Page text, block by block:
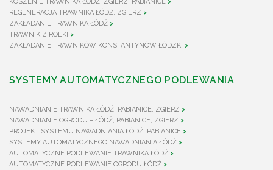
REGENERACJA TRAWNIKA ŁÓDŹ, ZGIERZ
ZAKŁADANIE TRAWNIKA ŁÓDŹ
TRAWNIK Z ROLKI
ZAKŁADANIE TRAWNIKÓW KONSTANTYNÓW ŁÓDZKI
SYSTEMY AUTOMATYCZNEGO PODLEWANIA
NAWADNIANIE TRAWNIKA ŁÓDŹ, PABIANICE, ZGIERZ
NAWADNIANIE OGRODU – ŁÓDŹ, PABIANICE, ZGIERZ
PROJEKT SYSTEMU NAWADNIANIA ŁÓDŹ, PABIANICE
SYSTEMY AUTOMATYCZNEGO NAWADNIANIA ŁÓDŹ
AUTOMATYCZNE PODLEWANIE TRAWNIKA ŁÓDŹ
AUTOMATYCZNE PODLEWANIE OGRODU ŁÓDŹ